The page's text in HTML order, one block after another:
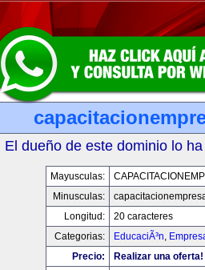
El dueño de este dominio lo
Mayusculas:
Minusculas:
Longitud:
20 caracteres
Categorias:
EducaciÃ³n,
Precio:
Realizar una oferta!